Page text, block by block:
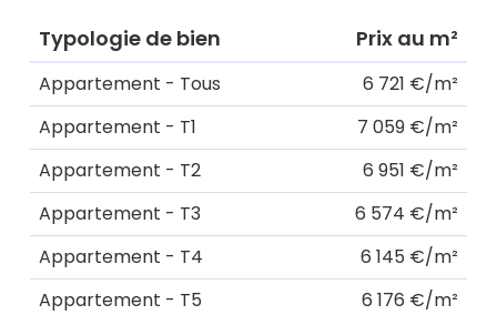
Typologie de bien Prix au m²
Appartement - Tous
6 721 €/m²
Appartement - T1
7 059 €/m²
Appartement - T2
6 951 €/m²
Appartement - T3
6 574 €/m²
Appartement - T4
6 145 €/m²
Appartement - T5
6 176 €/m²